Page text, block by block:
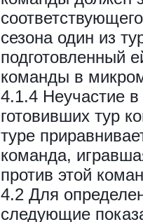
сезона один из
подготовленный
команды в
4.1.4 Неучастие
готовивших тур
туре
команда,
против этой
4.2 Для
следующие